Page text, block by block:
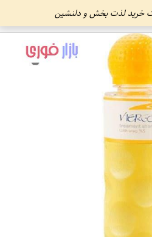
یک خرید لذت بخش و دلنشین